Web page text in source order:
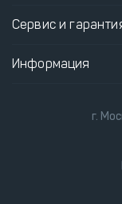
Сервис и
Информация
г.